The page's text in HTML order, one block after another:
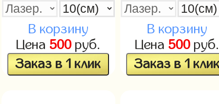
В корзину
Цена 500руб.
Заказ в 1 клик
В корзину
Цена 500руб.
Заказ в 1